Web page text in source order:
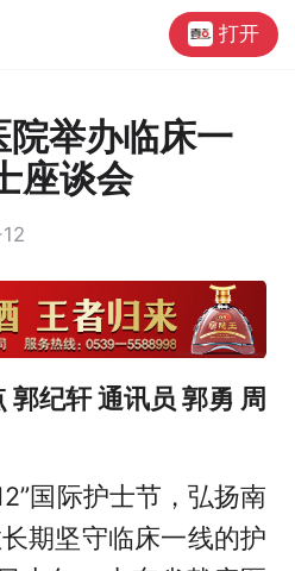
打开
举办临床一
座谈会
郭纪轩 通讯员 郭勇 周
国际护士节，弘扬南
期坚守临床一线的护